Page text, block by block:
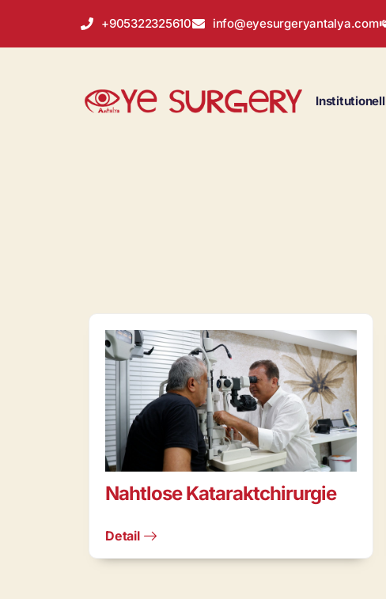
+905322325610 info@eyesurgeryantalya.com
Institutionell
Nahtlose Kataraktchirurgie
Detail